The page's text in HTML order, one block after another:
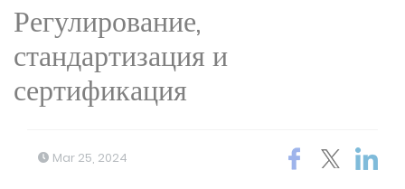
Регулирование,
стандартизация и
сертификация
Mar 25, 2024